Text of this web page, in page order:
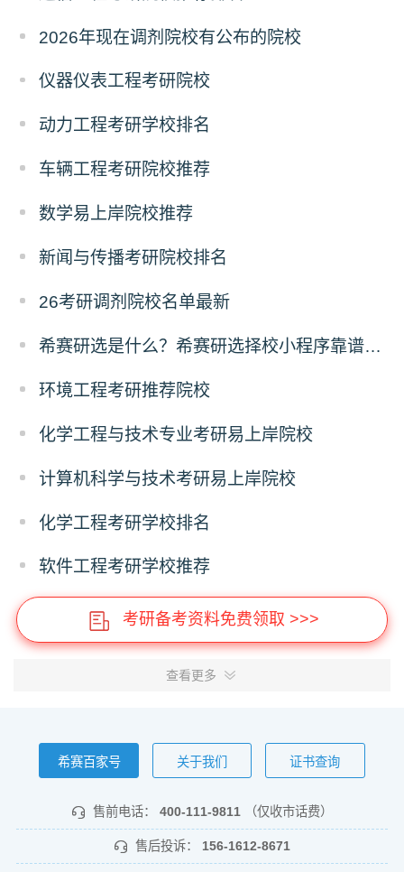
2026年现在调剂院校有公布的院校
仪器仪表工程考研院校
动力工程考研学校排名
车辆工程考研院校推荐
数学易上岸院校推荐
新闻与传播考研院校排名
26考研调剂院校名单最新
希赛研选是什么？希赛研选择校小程序靠谱吗？
环境工程考研推荐院校
化学工程与技术专业考研易上岸院校
计算机科学与技术考研易上岸院校
化学工程考研学校排名
软件工程考研学校推荐
考研备考资料免费领取 >>>
查看更多
希赛百家号 关于我们 证书查询
售前电话： 400-111-9811 （仅收市话费）
售后投诉： 156-1612-8671